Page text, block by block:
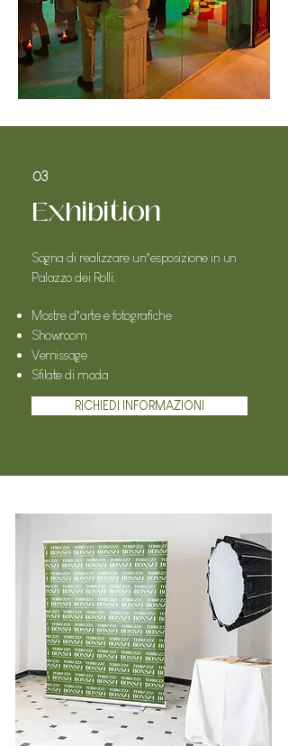
03
Exhibition
Sogna di realizzare un’esposizione in un
Palazzo dei Rolli:
Mostre d’arte e fotografiche
Showroom
Vernissage
Sfilate di moda
RICHIEDI INFORMAZIONI